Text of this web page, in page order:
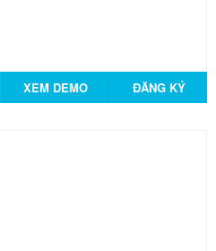
XEM DEMO ĐĂNG KÝ